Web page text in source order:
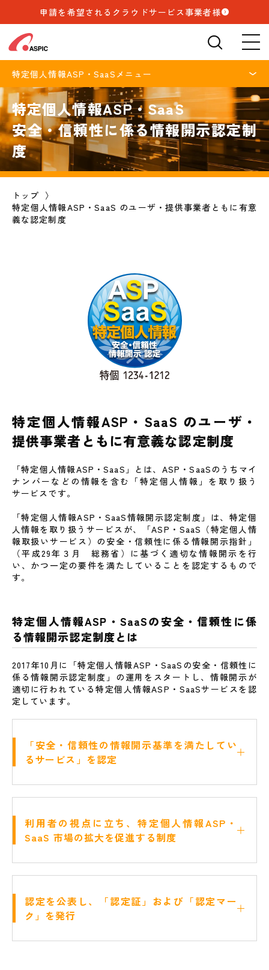
申請を希望されるクラウドサービス事業者様
🔍
検索
特定個人情報ASP・SaaS
安全・信頼性に係る情報開示認定制
度
トップ
特定個人情報ASP・SaaS のユーザ・提供事業者ともに有意
義な認定制度
特定個人情報ASP・SaaS のユーザ・
提供事業者ともに有意義な認定制度
「特定個人情報ASP・SaaS」とは、ASP・SaaSのうちマイ
ナンバーなどの情報を含む「特定個人情報」を取り扱う
サービスです。
「特定個人情報ASP・SaaS情報開示認定制度」は、特定個
人情報を取り扱うサービスが、「ASP・SaaS（特定個人情
報取扱いサービス）の安全・信頼性に係る情報開示指針」
（平成29年３月 総務省）に基づく適切な情報開示を行
い、かつ一定の要件を満たしていることを認定するもので
す。
特定個人情報ASP・SaaSの安全・信頼性に係
る情報開示認定制度とは
2017年10月に「特定個人情報ASP・SaaSの安全・信頼性に
係る情報開示認定制度」の運用をスタートし、情報開示が
適切に行われている特定個人情報ASP・SaaSサービスを認
定しています。
「安全・信頼性の情報開示基準を満たしてい
るサービス」を認定
利用者の視点に立ち、特定個人情報ASP・
SaaS 市場の拡大を促進する制度
認定を公表し、「認定証」および「認定マー
ク」を発行
特定個人情報ASP・SaaSメニュー
審査委員会設置要綱